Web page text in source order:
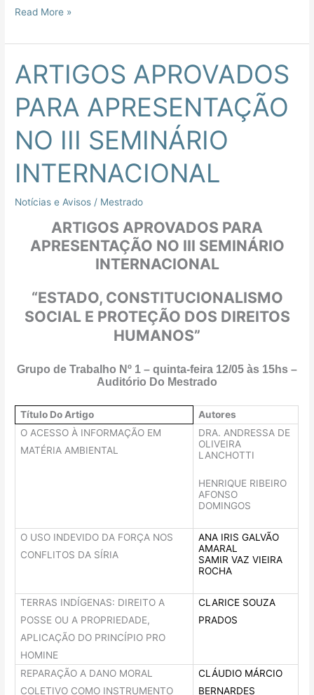
Read More »
ARTIGOS APROVADOS
PARA APRESENTAÇÃO
NO III SEMINÁRIO
INTERNACIONAL
Notícias e Avisos / Mestrado
ARTIGOS APROVADOS PARA
APRESENTAÇÃO NO III SEMINÁRIO
INTERNACIONAL
“ESTADO, CONSTITUCIONALISMO
SOCIAL E PROTEÇÃO DOS DIREITOS
HUMANOS”
Grupo de Trabalho Nº 1 – quinta-feira 12/05 às 15hs –
Auditório Do Mestrado
Título Do Artigo
Autores
O ACESSO À INFORMAÇÃO EM
MATÉRIA AMBIENTAL
DRA. ANDRESSA DE
OLIVEIRA
LANCHOTTI
HENRIQUE RIBEIRO
AFONSO
DOMINGOS
O USO INDEVIDO DA FORÇA NOS
CONFLITOS DA SÍRIA
ANA IRIS GALVÃO
AMARAL
SAMIR VAZ VIEIRA
ROCHA
TERRAS INDÍGENAS: DIREITO A
POSSE OU A PROPRIEDADE,
APLICAÇÃO DO PRINCÍPIO PRO
HOMINE
CLARICE SOUZA
PRADOS
REPARAÇÃO A DANO MORAL
COLETIVO COMO INSTRUMENTO
CLÁUDIO MÁRCIO
BERNARDES
ARTIGOS
APROVADOS
PARA
APRESENTAÇÃO
NO
SEMINÁRIO